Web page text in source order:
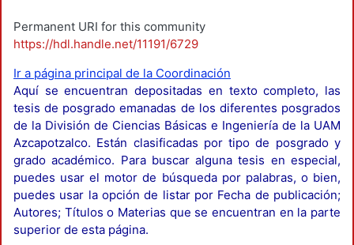
Permanent URI for this community
https://hdl.handle.net/11191/6729
Ir a página principal de la Coordinación
Aquí se encuentran depositadas en texto completo, las
tesis de posgrado emanadas de los diferentes posgrados
de la División de Ciencias Básicas e Ingeniería de la UAM
Azcapotzalco. Están clasificadas por tipo de posgrado y
grado académico. Para buscar alguna tesis en especial,
puedes usar el motor de búsqueda por palabras, o bien,
puedes usar la opción de listar por Fecha de publicación;
Autores; Títulos o Materias que se encuentran en la parte
superior de esta página.